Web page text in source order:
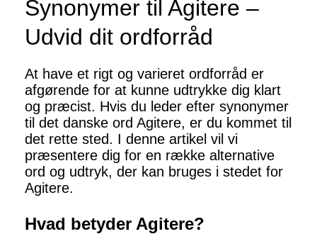
Synonymer til Agitere –
Udvid dit ordforråd
At have et rigt og varieret ordforråd er
afgørende for at kunne udtrykke dig klart
og præcist. Hvis du leder efter synonymer
til det danske ord Agitere, er du kommet til
det rette sted. I denne artikel vil vi
præsentere dig for en række alternative
ord og udtryk, der kan bruges i stedet for
Agitere.
Hvad betyder Agitere?